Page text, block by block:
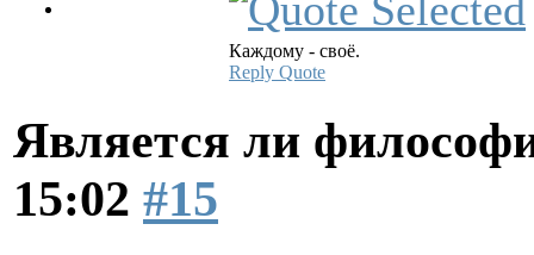
Каждому - своё.
Reply Quote
Является ли
15:02 #15